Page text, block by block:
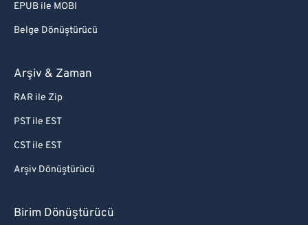
EPUB ile MOBI
Belge Dönüştürücü
Arşiv & Zaman
RAR ile Zip
PST ile EST
CST ile EST
Arşiv Dönüştürücü
Birim Dönüştürücü